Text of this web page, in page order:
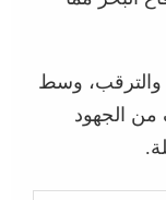
والترقب، وسط
من الجهود